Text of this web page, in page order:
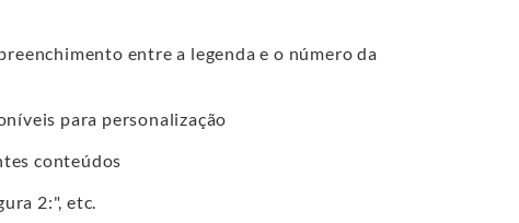
entre a legenda e o número da
para personalização
conteúdos
2:", etc.